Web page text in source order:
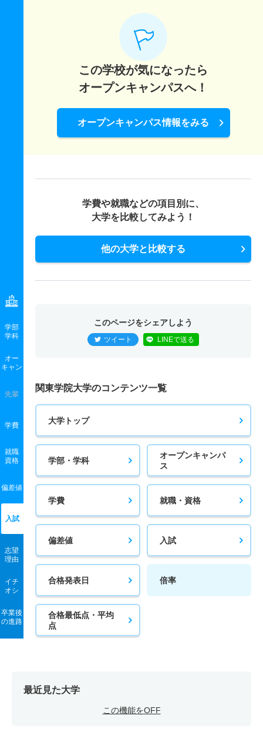
学部
学科
オー
キャン
先輩
学費
就職
資格
偏差値
入試
志望
理由
イチ
オシ
卒業後
の進路
この学校が気になったら
オープンキャンパスへ！
オープンキャンパス情報をみる
学費や就職などの項目別に、
大学を比較してみよう！
他の大学と比較する
このページをシェアしよう
ツイート LINEで送る
関東学院大学のコンテンツ一覧
大学トップ
学部・学科
オープンキャンパ
ス
学費 就職・資格
偏差値 入試
合格発表日 倍率
合格最低点・平均
点
最近見た大学
この機能をOFF